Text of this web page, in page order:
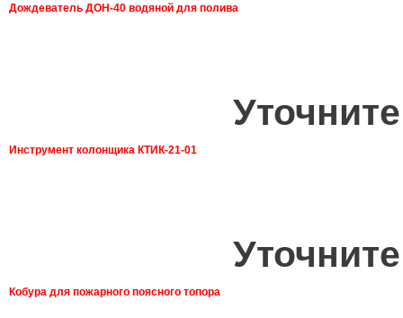
Дождеватель ДОН-40 водяной для полива
Инструмент колонщика КТИК-21-01
Кобура для пожарного поясного топора